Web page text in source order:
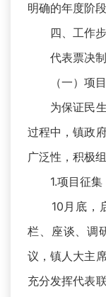
明确的年度阶段
四、工作步
代表票决制
（一）项目
为保证民生
过程中，镇政
广泛性，积极
1.项目征集（
10月底，启
栏、座谈、调
议，镇人大主
充分发挥代表